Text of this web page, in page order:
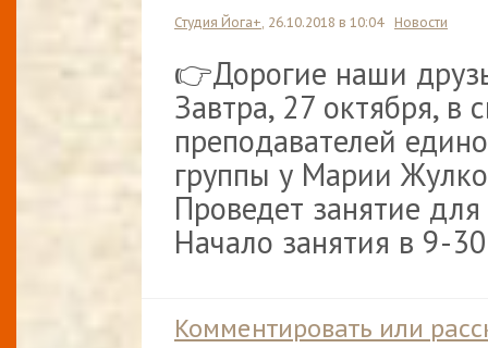
Студия Йога+, 26.10.2018 в 10:04 Новости
👉Дорогие наши
Завтра, 27 октября, в
преподавателей
группы у Марии
Проведет занятие
Начало занятия в 9-
Комментировать или